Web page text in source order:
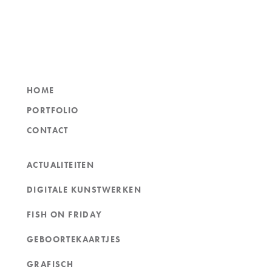
HOME
PORTFOLIO
CONTACT
ACTUALITEITEN
DIGITALE KUNSTWERKEN
FISH ON FRIDAY
GEBOORTEKAARTJES
GRAFISCH